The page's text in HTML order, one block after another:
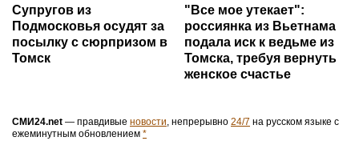
Супругов из
Подмосковья осудят за
посылку с сюрпризом в
Томск
"Все мое утекает":
россиянка из Вьетнама
подала иск к ведьме из
Томска, требуя вернуть
женское счастье
СМИ24.net — правдивые новости, непрерывно 24/7 на русском языке с
ежеминутным обновлением *